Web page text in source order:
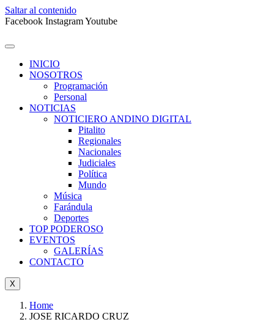
Saltar al contenido
Facebook InstagramYoutube
INICIO
NOSOTROS
Programación
Personal
NOTICIAS
NOTICIERO ANDINO DIGITAL
Pitalito
Regionales
Nacionales
Judiciales
Política
Mundo
Música
Farándula
Deportes
TOP PODEROSO
EVENTOS
GALERÍAS
CONTACTO
X
Home
JOSE RICARDO CRUZ